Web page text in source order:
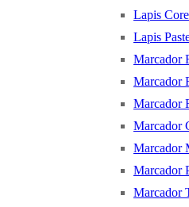
Lapis
Lapis
Marcador
Marcador
Marcador
Marcador
Marcador
Marcador
Marcador